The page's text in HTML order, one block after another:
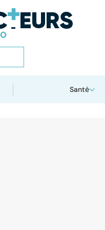
Santé